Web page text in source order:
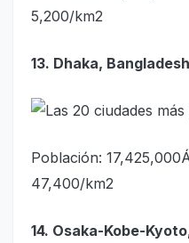
5,200/km2
13. Dhaka, Bangladesh
Población:
47,400/km2
14. Osaka-Kobe-